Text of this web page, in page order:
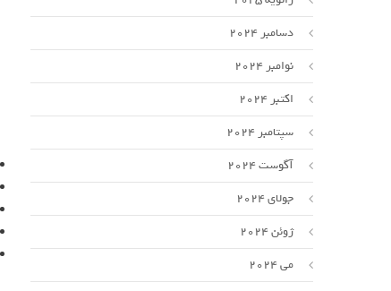
دسامبر 2024
نوامبر 2024
اکتبر 2024
سپتامبر 2024
آگوست 2024
جولای 2024
ژوئن 2024
می 2024